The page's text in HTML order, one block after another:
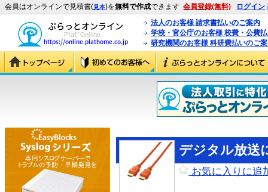
会員はオンラインで見積書(見本)を無料で作成できます 会員登録(無料) ログイン
法人のお客様 請求書払いのご案内
学校・官公庁のお客様 校費・公費
研究機関のお客様 科研費払いのご
デジタル放送
お気に入りに追